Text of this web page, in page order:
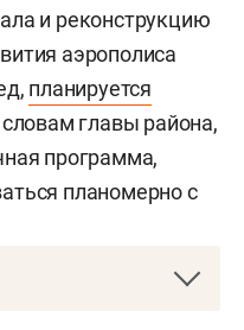
и реконструкцию
аэрополиса
планируется
главы района,
программа,
планомерно с